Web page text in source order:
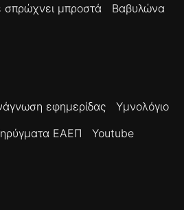
σπρώχνει μπροστά
Βαβυλώνα
εφημερίδας
Υμνολόγιο
ΕΑΕΠ
Youtube